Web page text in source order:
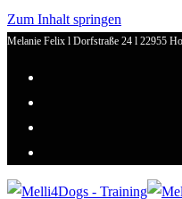
Zum Inhalt springen
Melanie Felix l Dorfstraße 24 l 22955